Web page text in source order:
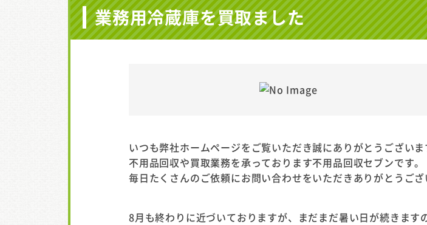
業務用冷蔵庫を買取ました
いつも弊社ホームページをご覧いただき誠にありがとうございま
不用品回収や買取業務を承っております不用品回収セブンです。
毎日たくさんのご依頼にお問い合わせをいただきありがとうござ
8月も終わりに近づいておりますが、まだまだ暑い日が続きます